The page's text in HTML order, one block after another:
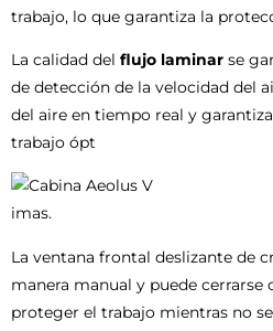
trabajo, lo que garantiza la
La calidad del flujo laminar se
de detección de la velocidad del
del aire en tiempo real y
trabajo ópt
imas.
La ventana frontal deslizante de
manera manual y puede
proteger el trabajo mientras no